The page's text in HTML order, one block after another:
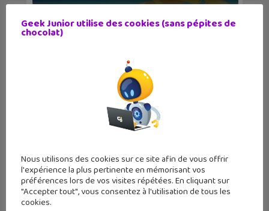
1ère édition du Festival Science
Infuze – Os...
Geek Junior utilise des cookies (sans pépites de
chocolat)
Nous utilisons des cookies sur ce site afin de vous offrir
l'expérience la plus pertinente en mémorisant vos
préférences lors de vos visites répétées. En cliquant sur
"Accepter tout", vous consentez à l'utilisation de tous les
cookies.